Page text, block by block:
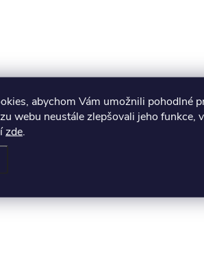
abychom Vám umožnili pohodlné
webu neustále zlepšovali jeho funkce,
zde.